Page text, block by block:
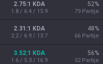
2.75:1 KDA
1.8 / 6.4 / 15.9
52%
79 Partije
2.31:1 KDA
2.2 / 6.9 / 13.7
48%
66 Partije
3.52:1 KDA
1.6 / 5.3 / 16.9
56%
52 Partije